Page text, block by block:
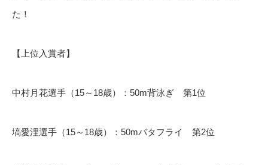
た！
【上位入賞者】
中村月花選手（15～18歳）：50m背泳ぎ 第1位
塙愛浬選手（15～18歳）：50mバタフライ 第2位